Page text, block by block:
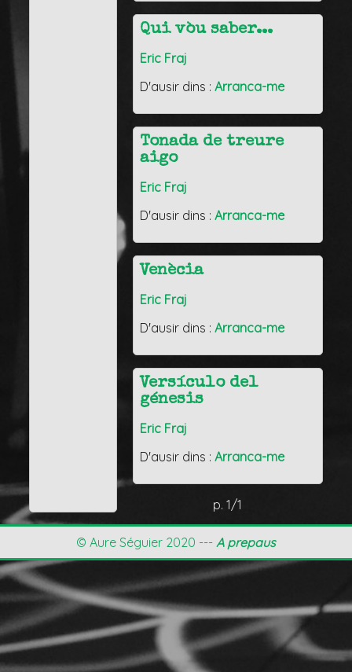
Qui vòu saber...
Eric Fraj
D'ausir dins :Arranca-me
Tonada de treure
aigo
Eric Fraj
D'ausir dins :Arranca-me
Venècia
Eric Fraj
D'ausir dins :Arranca-me
Versículo del
génesis
Eric Fraj
D'ausir dins :Arranca-me
p. 1/1
© Aure Séguier 2020 --- A prepaus